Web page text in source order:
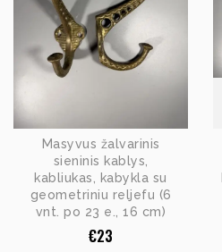
Masyvus žalvarinis
sieninis kablys,
kabliukas, kabykla su
geometriniu reljefu (6
vnt. po 23 e., 16 cm)
€23